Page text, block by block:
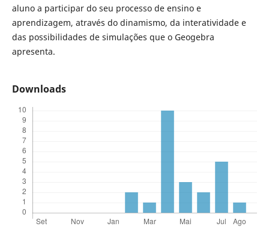
aluno a participar do seu processo de ensino e
aprendizagem, através do dinamismo, da interatividade e
das possibilidades de simulações que o Geogebra
apresenta.
Downloads